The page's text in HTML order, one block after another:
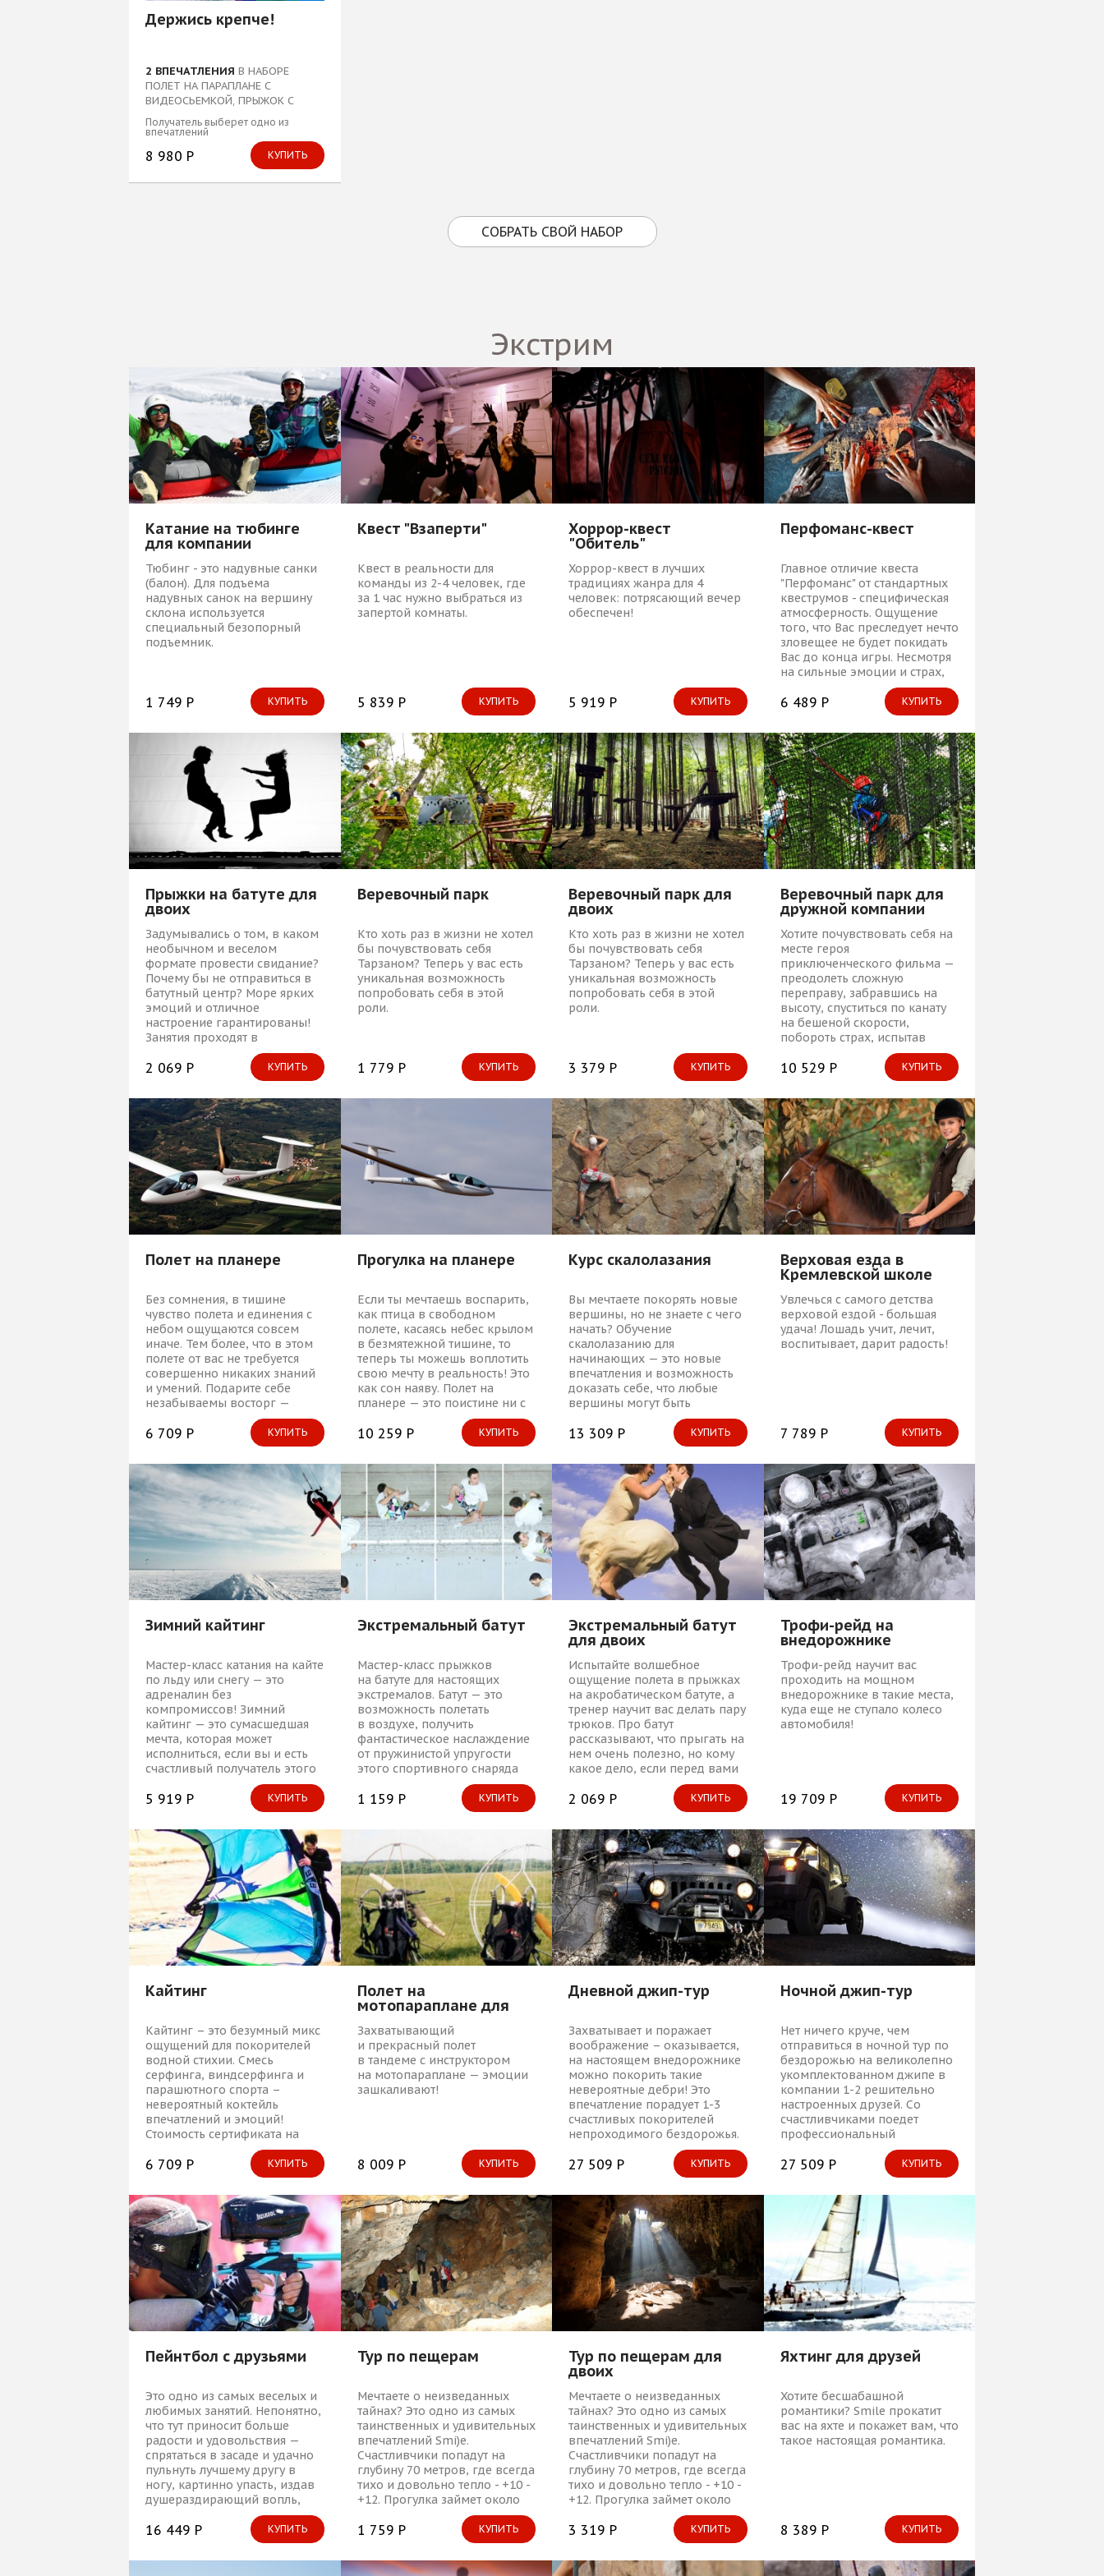
Держись крепче!
2 ВПЕЧАТЛЕНИЯ В НАБОРЕ
ПОЛЕТ НА ПАРАПЛАНЕ С
ВИДЕОСЬЕМКОЙ, ПРЫЖОК С
ПАРАШЮТОМ...
Получатель выберет одно из
впечатлений
8 980 Р КУПИТЬ
СОБРАТЬ СВОЙ НАБОР
Экстрим
Катание на тюбинге
для компании
Тюбинг - это надувные санки
(балон). Для подъема
надувных санок на вершину
склона используется
специальный безопорный
подъемник.
1 749 Р КУПИТЬ
Квест "Взаперти"
Квест в реальности для
команды из 2-4 человек, где
за 1 час нужно выбраться из
запертой комнаты.
5 839 Р КУПИТЬ
Хоррор-квест
"Обитель"
Хоррор-квест в лучших
традициях жанра для 4
человек: потрясающий вечер
обеспечен!
5 919 Р КУПИТЬ
Перфоманс-квест
Главное отличие квеста
"Перфоманс" от стандартных
квеструмов - специфическая
атмосферность. Ощущение
того, что Вас преследует нечто
зловещее не будет покидать
Вас до конца игры. Несмотря
на сильные эмоции и страх,
Вам необходимо решать
логические задачи и
продвигаться к цели.
6 489 Р КУПИТЬ
Прыжки на батуте для
двоих
Задумывались о том, в каком
необычном и веселом
формате провести свидание?
Почему бы не отправиться в
батутный центр? Море ярких
эмоций и отличное
настроение гарантированы!
Занятия проходят в
специализированном
помещении под
руководством опытного
тренера, занятие в группе.
2 069 Р КУПИТЬ
Веревочный парк
Кто хоть раз в жизни не хотел
бы почувствовать себя
Тарзаном? Теперь у вас есть
уникальная возможность
попробовать себя в этой
роли.
1 779 Р КУПИТЬ
Веревочный парк для
двоих
Кто хоть раз в жизни не хотел
бы почувствовать себя
Тарзаном? Теперь у вас есть
уникальная возможность
попробовать себя в этой
роли.
3 379 Р КУПИТЬ
Веревочный парк для
дружной компании
Хотите почувствовать себя на
месте героя
приключенческого фильма —
преодолеть сложную
переправу, забравшись на
высоту, спуститься по канату
на бешеной скорости,
побороть страх, испытав
адреналин? Для этого нужно
всего лишь посетить
10 529 Р КУПИТЬ
Полет на планере
Без сомнения, в тишине
чувство полета и единения с
небом ощущаются совсем
иначе. Тем более, что в этом
полете от вас не требуется
совершенно никаких знаний
и умений. Подарите себе
незабываемы восторг —
6 709 Р КУПИТЬ
Прогулка на планере
Если ты мечтаешь воспарить,
как птица в свободном
полете, касаясь небес крылом
в безмятежной тишине, то
теперь ты можешь воплотить
свою мечту в реальность! Это
как сон наяву. Полет на
планере — это поистине ни с
чем несравнимое чувство
тишины и легкости.
10 259 Р КУПИТЬ
Курс скалолазания
Вы мечтаете покорять новые
вершины, но не знаете с чего
начать? Обучение
скалолазанию для
начинающих — это новые
впечатления и возможность
доказать себе, что любые
вершины могут быть
13 309 Р КУПИТЬ
Верховая езда в
Кремлевской школе
Увлечься с самого детства
верховой ездой - большая
удача! Лошадь учит, лечит,
воспитывает, дарит радость!
7 789 Р КУПИТЬ
Зимний кайтинг
Мастер-класс катания на кайте
по льду или снегу — это
адреналин без
компромиссов! Зимний
кайтинг — это сумасшедшая
мечта, которая может
исполниться, если вы и есть
счастливый получатель этого
подарка впечатления Smi)e.
5 919 Р КУПИТЬ
Экстремальный батут
Мастер-класс прыжков
на батуте для настоящих
экстремалов. Батут — это
возможность полетать
в воздухе, получить
фантастическое наслаждение
от пружинистой упругости
этого спортивного снаряда
и от гибкости собственных
мышц. А еще это отличный
тренажер для любителей
1 159 Р КУПИТЬ
Экстремальный батут
для двоих
Испытайте волшебное
ощущение полета в прыжках
на акробатическом батуте, а
тренер научит вас делать пару
трюков. Про батут
рассказывают, что прыгать на
нем очень полезно, но кому
какое дело, если перед вами
уже натянут упругий круг, и
можно наступить на его
пружинистую поверхность
прямо сейчас, оттолкнуться и
улететь!
2 069 Р КУПИТЬ
Трофи-рейд на
внедорожнике
Трофи-рейд научит вас
проходить на мощном
внедорожнике в такие места,
куда еще не ступало колесо
автомобиля!
19 709 Р КУПИТЬ
Кайтинг
Кайтинг – это безумный микс
ощущений для покорителей
водной стихии. Смесь
серфинга, виндсерфинга и
парашютного спорта –
невероятный коктейль
впечатлений и эмоций!
Стоимость сертификата на
обучение кайтингу столь
привлекательна, что
возникает соблазн: не
подарить ли его самому себе,
оставив на время земные
дела?! Или все-таки
осчастливить друга?
6 709 Р КУПИТЬ
Полет на
мотопараплане для
Захватывающий
и прекрасный полет
в тандеме с инструктором
на мотопараплане — эмоции
зашкаливают!
8 009 Р КУПИТЬ
Дневной джип-тур
Захватывает и поражает
воображение – оказывается,
на настоящем внедорожнике
можно покорить такие
невероятные дебри! Это
впечатление порадует 1-3
счастливых покорителей
непроходимого бездорожья.
Машина – улучшенный и
дополненный УАЗ-3151,
инструктор – настоящий
профи экстра-класса!
27 509 Р КУПИТЬ
Ночной джип-тур
Нет ничего круче, чем
отправиться в ночной тур по
бездорожью на великолепно
укомплектованном джипе в
компании 1-2 решительно
настроенных друзей. Со
счастливчиками поедет
профессиональный
инструктор, который научит
их справляться с любыми
горками, низинами и
кочками.
27 509 Р КУПИТЬ
Пейнтбол с друзьями
Это одно из самых веселых и
любимых занятий. Непонятно,
что тут приносит больше
радости и удовольствия —
спрятаться в засаде и удачно
пульнуть лучшему другу в
ногу, картинно упасть, издав
душераздирающий вопль,
или уже после игры азартно
обсудить бой и вспомнить
16 449 Р КУПИТЬ
Тур по пещерам
Мечтаете о неизведанных
тайнах? Это одно из самых
таинственных и удивительных
впечатлений Smi)e.
Счастливчики попадут на
глубину 70 метров, где всегда
тихо и довольно тепло - +10 -
+12. Прогулка займет около
пяти часов. Они смогут
осмотреть много-много
пещер, гротов, ходов и лазов
– оказывается, это целый
1 759 Р КУПИТЬ
Тур по пещерам для
двоих
Мечтаете о неизведанных
тайнах? Это одно из самых
таинственных и удивительных
впечатлений Smi)e.
Счастливчики попадут на
глубину 70 метров, где всегда
тихо и довольно тепло - +10 -
+12. Прогулка займет около
пяти часов. Они смогут
осмотреть много-много
пещер, гротов, ходов и лазов
– оказывается, это целый
3 319 Р КУПИТЬ
Яхтинг для друзей
Хотите бесшабашной
романтики? Smile прокатит
вас на яхте и покажет вам, что
такое настоящая романтика.
8 389 Р КУПИТЬ